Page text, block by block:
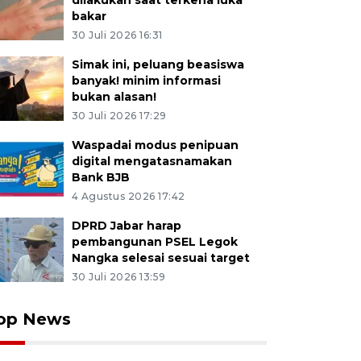
bakar
30 Juli 2026 16:31
Simak ini, peluang beasiswa
banyak! minim informasi
bukan alasan!
30 Juli 2026 17:29
Waspadai modus penipuan
digital mengatasnamakan
Bank BJB
4 Agustus 2026 17:42
DPRD Jabar harap
pembangunan PSEL Legok
Nangka selesai sesuai target
30 Juli 2026 13:59
News